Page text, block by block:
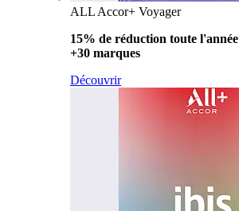
ALL Accor+ Voyager
15% de réduction toute l'année
+30 marques
Découvrir